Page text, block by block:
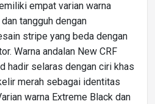
empat varian warna
tangguh dengan
stripe yang beda dengan
Warna andalan New CRF
hadir selaras dengan ciri khas
merah sebagai identitas
warna Extreme Black dan